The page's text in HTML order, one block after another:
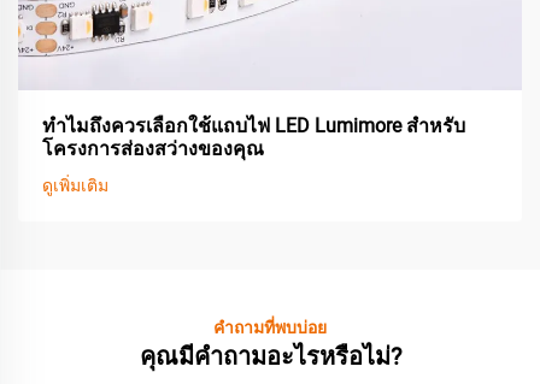
ทำไมถึงควรเลือกใช้แถบไฟ LED Lumimore สำหรับ
โครงการส่องสว่างของคุณ
ดูเพิ่มเติม
คำถามที่พบบ่อย
คุณมีคำถามอะไรหรือไม่?